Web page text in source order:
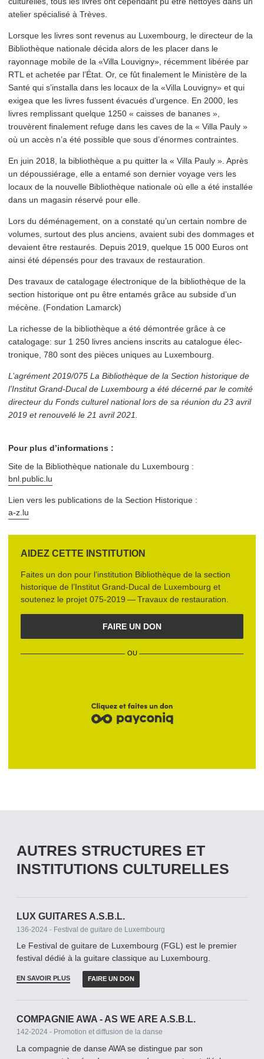
atelier spécialisé à Trèves.
Lorsque les livres sont revenus au Luxembourg, le directeur de la
Bib­lio­thèque nationale décida alors de les placer dans le
rayonnage mobile de la «Villa Louvigny», récemment libérée par
RTL et achetée par l’État. Or, ce fût finalement le Ministère de la
Santé qui s’installa dans les locaux de la «Villa Louvigny» et qui
exigea que les livres fussent évacués d’urgence. En 2000, les
livres remplissant quelque 1250 « caisses de bananes »,
trouvèrent finalement refuge dans les caves de la « Villa Pauly »
où un accès n’a été possible que sous d’énormes contraintes.
En juin 2018, la bib­lio­thèque a pu quitter la « Villa Pauly ». Après
un dépous­siérage, elle a entamé son dernier voyage vers les
locaux de la nouvelle Bib­lio­thèque nationale où elle a été installée
dans un magasin réservé pour elle.
Lors du démé­nage­ment, on a constaté qu’un certain nombre de
volumes, surtout des plus anciens, avaient subi des dommages et
devaient être restaurés. Depuis 2019, quelque 15 000 Euros ont
ainsi été dépensés pour des travaux de restauration.
Des travaux de catalogage élec­tron­ique de la bib­lio­thèque de la
section historique ont pu être entamés grâce au subside d’un
mécène. (Fondation Lamarck)
La richesse de la bib­lio­thèque a été démontrée grâce à ce
catalogage: sur 1 250 livres anciens inscrits au catalogue élec­
tron­ique, 780 sont des pièces uniques au Luxembourg.
L’agrément 2019/075 La Bib­lio­thèque de la Section historique de
l’Institut Grand-Ducal de Luxembourg a été décerné par le comité
directeur du Fonds culturel national lors de sa réunion du 23 avril
2019 et renouvelé le 21 avril 2021.
Pour plus d’informations :
Site de la Bib­lio­thèque nationale du Luxembourg :
bnl​.public​.lu
Lien vers les pub­li­ca­tions de la Section Historique :
a‑z.lu
AIDEZ CETTE INSTITUTION
Faites un don pour l’institution Bib­lio­thèque de la section
historique de l’Institut Grand-Ducal de Luxembourg et
soutenez le projet 075‑2019 — Travaux de restau­ra­tion.
FAIRE UN DON
OU
AUTRES STRUCTURES ET
INSTITUTIONS CULTURELLES
LUX GUITARES A.S.B.L.
136-2024 - Festival de guitare de Luxembourg
Le Festival de guitare de Luxembourg (FGL) est le premier
festival dédié à la guitare classique au Luxembourg.
EN SAVOIR PLUS FAIRE UN DON
COMPAGNIE AWA - AS WE ARE A.S.B.L.
142-2024 - Promotion et diffusion de la danse
La compagnie de danse AWA se distingue par son